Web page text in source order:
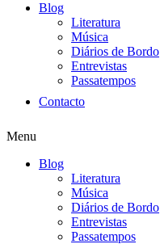
Blog
Literatura
Música
Diários de Bordo
Entrevistas
Passatempos
Contacto
Menu
Blog
Literatura
Música
Diários de Bordo
Entrevistas
Passatempos